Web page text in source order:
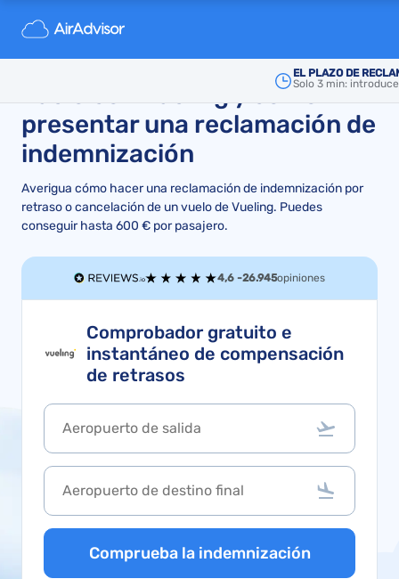
EL PLAZO DE
Solo 3 min:
Qué hacer si sufres un
retraso o cancelación de
vuelo con Vueling y cómo
presentar una reclamación de
indemnización
Averigua cómo hacer una reclamación de indemnización por
retraso o cancelación de un vuelo de Vueling. Puedes
conseguir hasta 600 € por pasajero.
4,6 -26.945opiniones
Comprobador gratuito e
instantáneo de compensación
de retrasos
Comprueba la indemnización